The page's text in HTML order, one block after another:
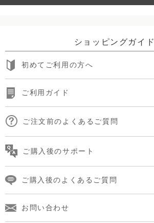
ショッピングガイド
初めてご利用の方へ
ご利用ガイド
ご注文前のよくあるご質問
ご購入後のサポート
ご購入後のよくあるご質問
お問い合わせ